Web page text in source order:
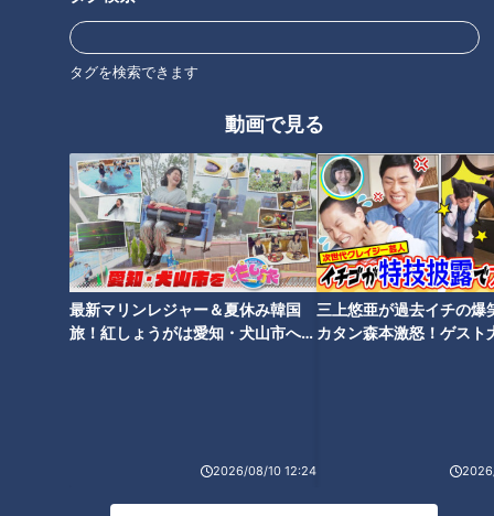
タグを検索できます
動画で見る
最新マリンレジャー＆夏休み韓国
旅！紅しょうがは愛知・犬山市へ
2026/08/10 12:24
三上悠亜が過去イチの爆
カタン森本激怒！ゲスト
オススメ関連コンテンツ
わかさけいいちくん再び！CBC
若狭アナがヨーヨー世界チャン
ピオンのスゴ技を紹介！
CBC若狭アナがくだを巻く！
『THE TIME,』中継に「取り扱
い注意」なお酒が登場！